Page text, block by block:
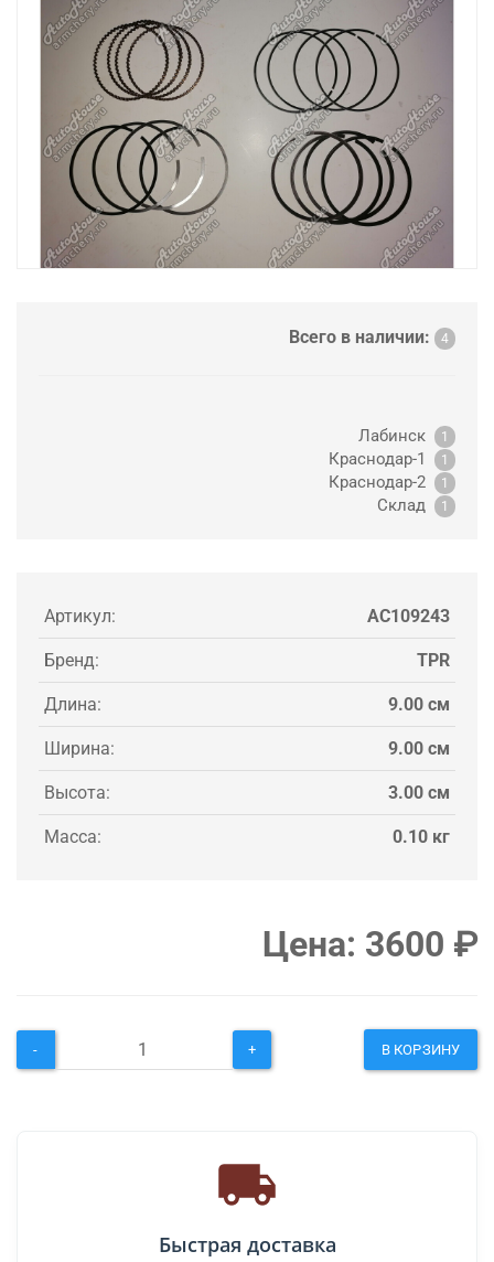
Всего в наличии: 4
Лабинск 1
Краснодар-1 1
Краснодар-2 1
Склад 1
Артикул: AC109243
Бренд: TPR
Длина: 9.00 см
Ширина: 9.00 см
Высота: 3.00 см
Масса: 0.10 кг
Цена: 3600 ₽
- + В КОРЗИНУ
Быстрая доставка